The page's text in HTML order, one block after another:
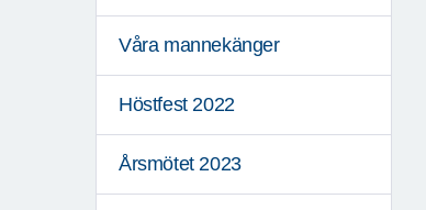
Våra mannekänger
Höstfest 2022
Årsmötet 2023